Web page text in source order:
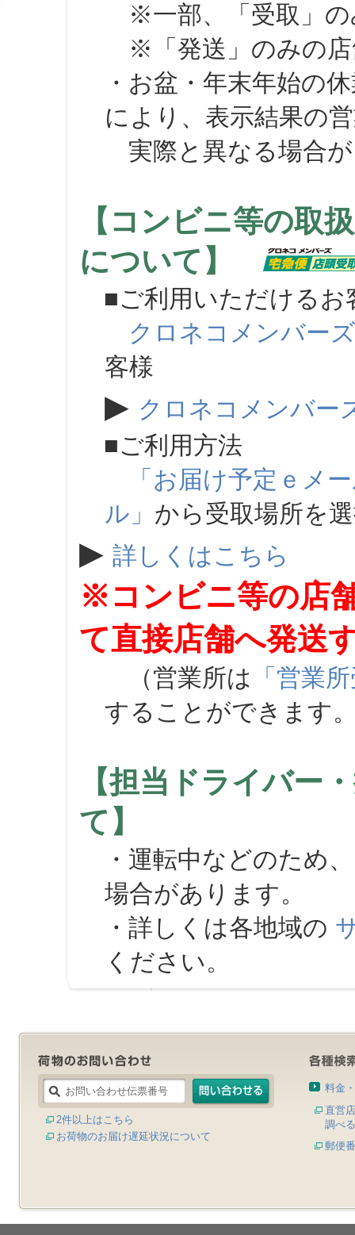
※一部、「受取」の
※「発送」のみの店
・お盆・年末年始の
により、表示結果の
実際と異なる場合が
【コンビニ等の取
について】
■ご利用いただけるお
クロネコメンバーズ
客様
▶ クロネコメンバー
■ご利用方法
「お届け予定ｅメ
ル」 から受取場所を
▶ 詳しくはこちら
※コンビニ等の店
て直接店舗へ発送
（営業所は 「営業
することができます
【担当ドライバー
て】
・運転中などのため
場合があります。
・詳しくは各地域の
ください。
2件以上はこちら
お荷物のお届け遅延状況について
料金
直営
調べる
郵便